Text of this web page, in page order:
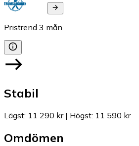
Pristrend 3 mån
Stabil
Lägst: 11 290 kr| Högst: 11 590 kr
Omdömen